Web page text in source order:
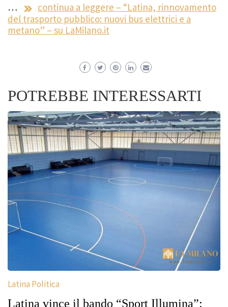
…
continua a leggere – “Latina, rinnovamento
del trasporto pubblico: nuovi bus elettrici e a
metano” – su LaMilano.it
POTREBBE INTERESSARTI
Latina Politica
Latina vince il bando “Sport Illumina”: